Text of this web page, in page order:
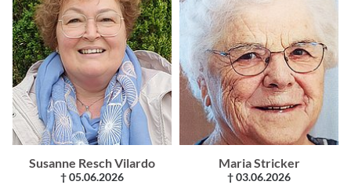
Susanne Resch Vilardo
† 05.06.2026
Maria Stricker
† 03.06.2026